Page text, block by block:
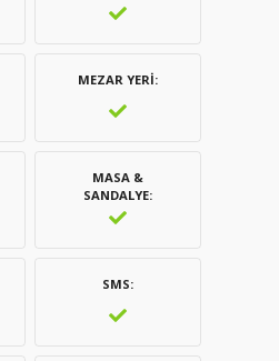
MEZAR YERI
MASA &
SANDALYE
SMS